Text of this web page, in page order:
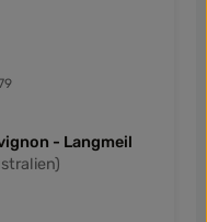
- Langmeil